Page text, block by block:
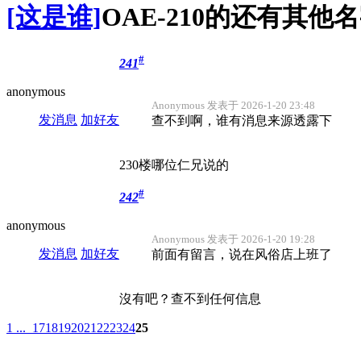
[这是谁]OAE-210的还有其他
anonymous
发消息 加好友
241#
Anonymous 发表于 2026-1-20 23:48
查不到啊，谁有消息来源透露下
230楼哪位仁兄说的
anonymous
发消息 加好友
242#
Anonymous 发表于 2026-1-20 19:28
前面有留言，说在风俗店上班了
沒有吧？查不到任何信息
1 ... 1718192021 22232425